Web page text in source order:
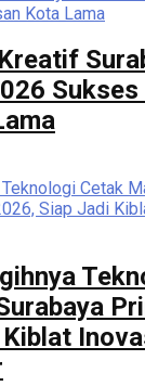
Sukses